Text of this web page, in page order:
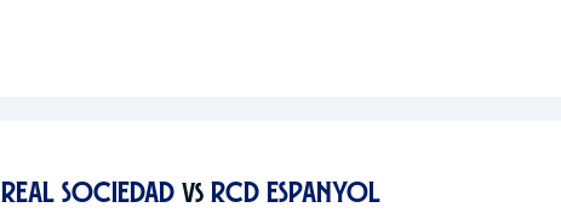
REAL SOCIEDADVS RCD ESPANYOL